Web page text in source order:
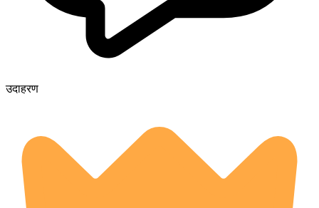
उदाहरण